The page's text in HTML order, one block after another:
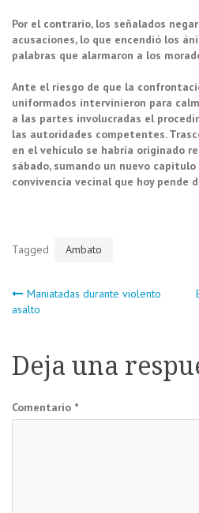
Por el contrario, los señalados
acusaciones, lo que encendió los
palabras que alarmaron a los
Ante el riesgo de que la
uniformados intervinieron para
a las partes involucradas el
las autoridades competentes.
en el vehículo se habría originado
sábado, sumando un nuevo
convivencia vecinal que hoy pende
Tagged Ambato
Navegación
entradas
Maniatadas durante violento
asalto
Deja una
Comentario *